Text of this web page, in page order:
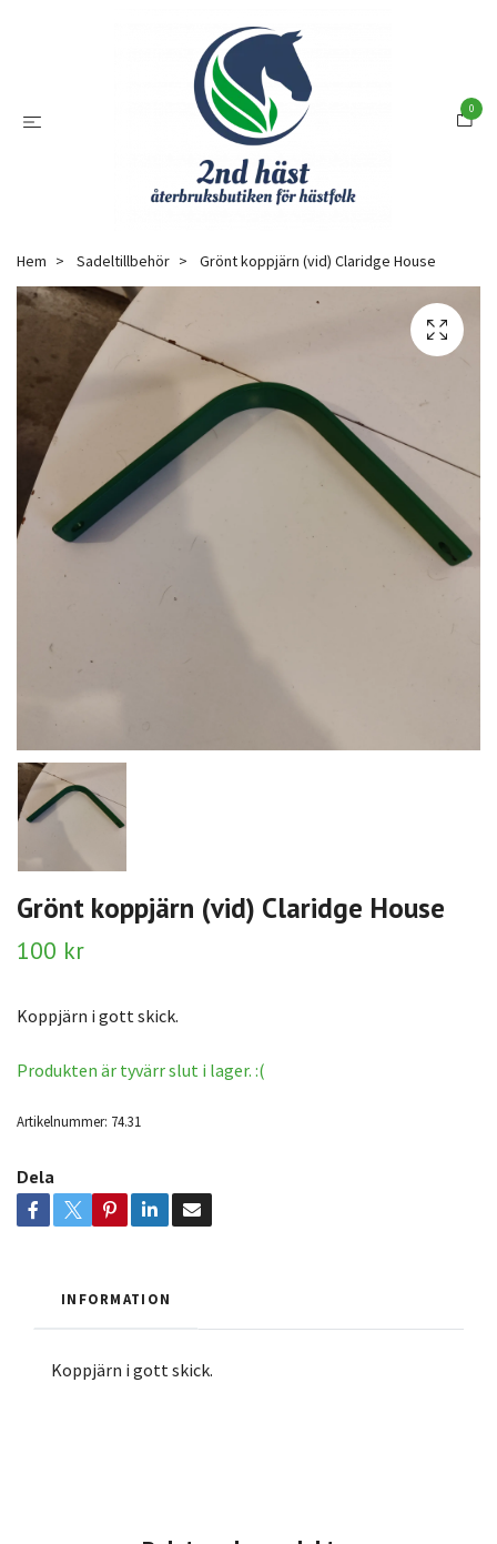
0
Hem Sadeltillbehör Grönt koppjärn (vid) Claridge House
Grönt koppjärn (vid) Claridge House
100 kr
Koppjärn i gott skick.
Produkten är tyvärr slut i lager. :(
Artikelnummer: 74.31
Dela
INFORMATION
Koppjärn i gott skick.